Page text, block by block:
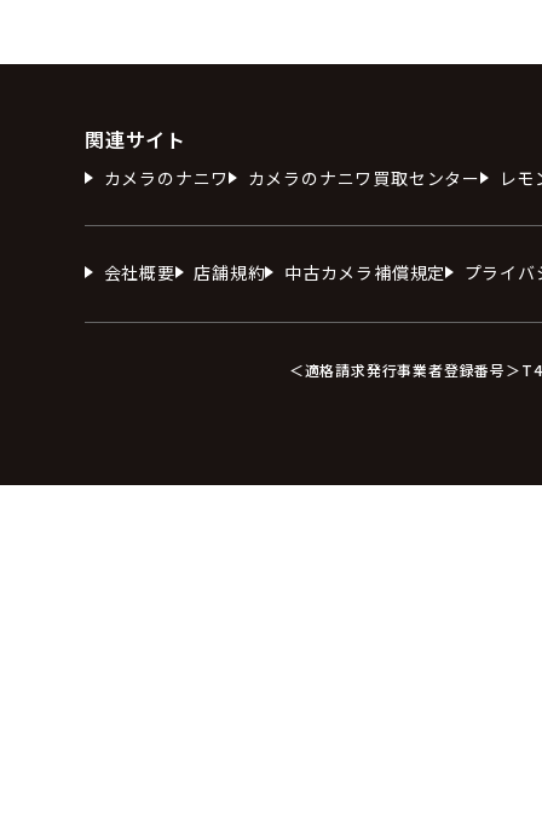
関連サイト
カメラのナニワ カメラのナニワ買取センター レモ
会社概要 店舗規約 中古カメラ補償規定 プライ
＜適格請求発行事業者登録番号＞